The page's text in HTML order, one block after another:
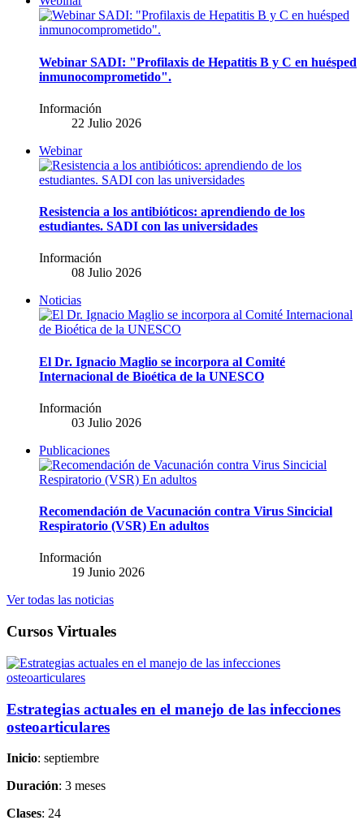
Webinar SADI: "Profilaxis de Hepatitis B y C en huésped
inmunocomprometido".
Información
22 Julio 2026
Webinar
Resistencia a los antibióticos: aprendiendo de los
estudiantes. SADI con las universidades
Información
08 Julio 2026
Noticias
El Dr. Ignacio Maglio se incorpora al Comité
Internacional de Bioética de la UNESCO
Información
03 Julio 2026
Publicaciones
Recomendación de Vacunación contra Virus Sincicial
Respiratorio (VSR) En adultos
Información
19 Junio 2026
Ver todas las noticias
Cursos Virtuales
Estrategias actuales en el manejo de las infecciones
osteoarticulares
Inicio: septiembre
Duración: 3 meses
Clases: 24